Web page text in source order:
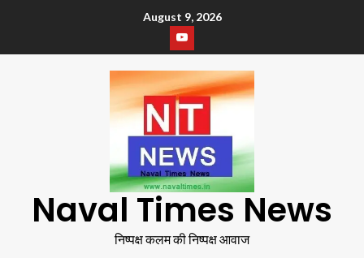
August 9, 2026
Naval Times News
निष्पक्ष कलम की निष्पक्ष आवाज